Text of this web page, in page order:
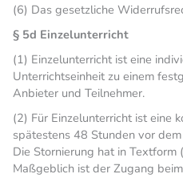
(6) Das gesetzliche
§ 5d Einzelunterricht
(1) Einzelunterricht ist eine
Unterrichtseinheit zu einem
Anbieter und Teilnehmer.
(2) Für Einzelunterricht ist eine
spätestens 48 Stunden vor
Die Stornierung hat in Textform
Maßgeblich ist der Zugang